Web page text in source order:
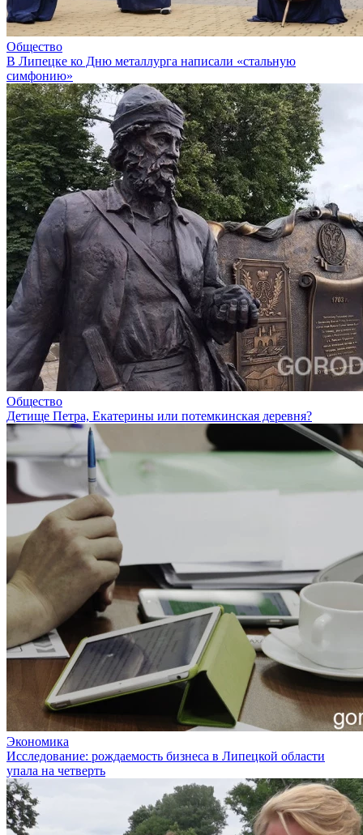
Общество
В Липецке ко Дню металлурга написали «стальную
симфонию»
Общество
Детище Петра, Екатерины или потемкинская деревня?
Экономика
Исследование: рождаемость бизнеса в Липецкой области
упала на четверть